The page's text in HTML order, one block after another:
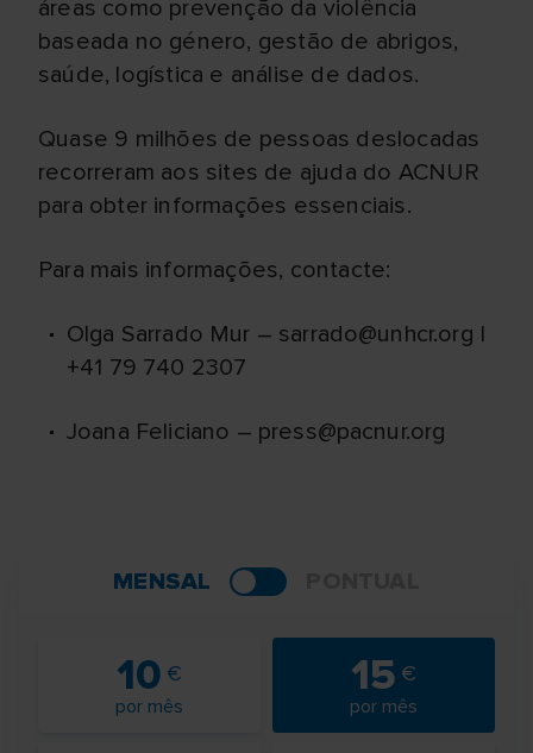
áreas como prevenção da violência
baseada no género, gestão de abrigos,
saúde, logística e análise de dados.
Quase 9 milhões de pessoas deslocadas
recorreram aos sites de ajuda do ACNUR
para obter informações essenciais.
Para mais informações, contacte:
Olga Sarrado Mur – sarrado@unhcr.org |
+41 79 740 2307
Joana Feliciano – press@pacnur.org
MENSAL
10
por mês
15
por mês